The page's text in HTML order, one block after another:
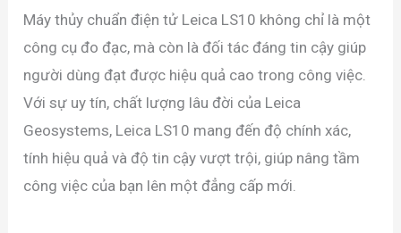
Máy thủy chuẩn điện tử Leica LS10 không chỉ là một
công cụ đo đạc, mà còn là đối tác đáng tin cậy giúp
người dùng đạt được hiệu quả cao trong công việc.
Với sự uy tín, chất lượng lâu đời của Leica
Geosystems, Leica LS10 mang đến độ chính xác,
tính hiệu quả và độ tin cậy vượt trội, giúp nâng tầm
công việc của bạn lên một đẳng cấp mới.